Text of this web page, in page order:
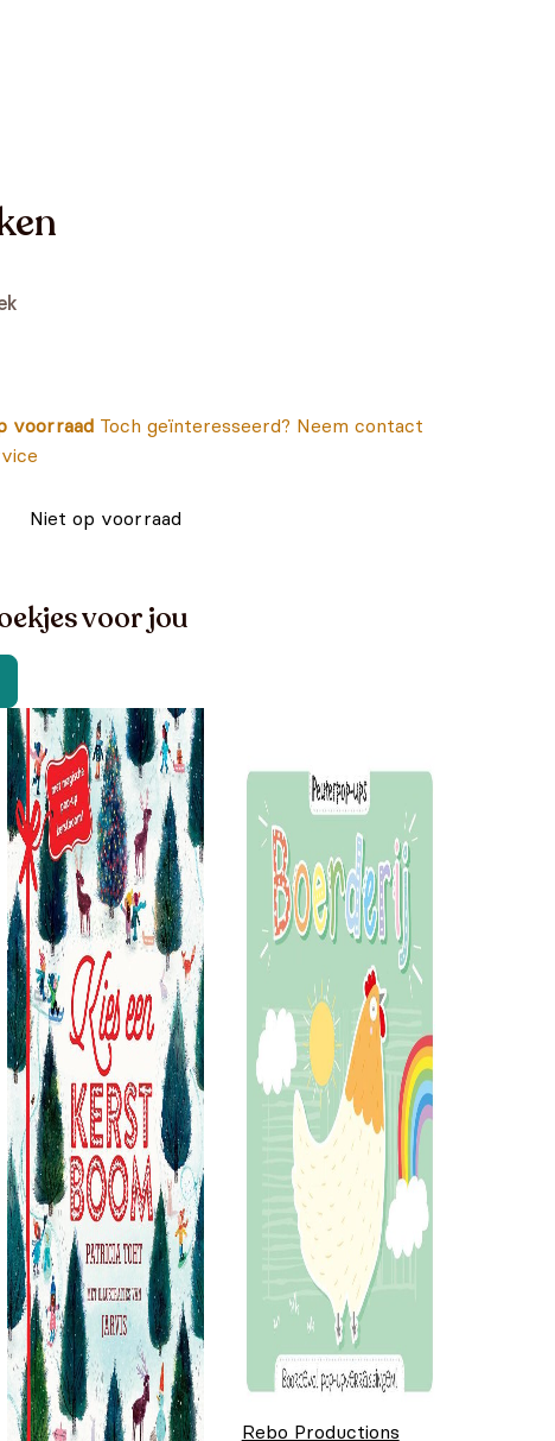
voorraad Toch geïnteresseerd? Neem contact
Niet op voorraad
voor jou
Rebo Productions